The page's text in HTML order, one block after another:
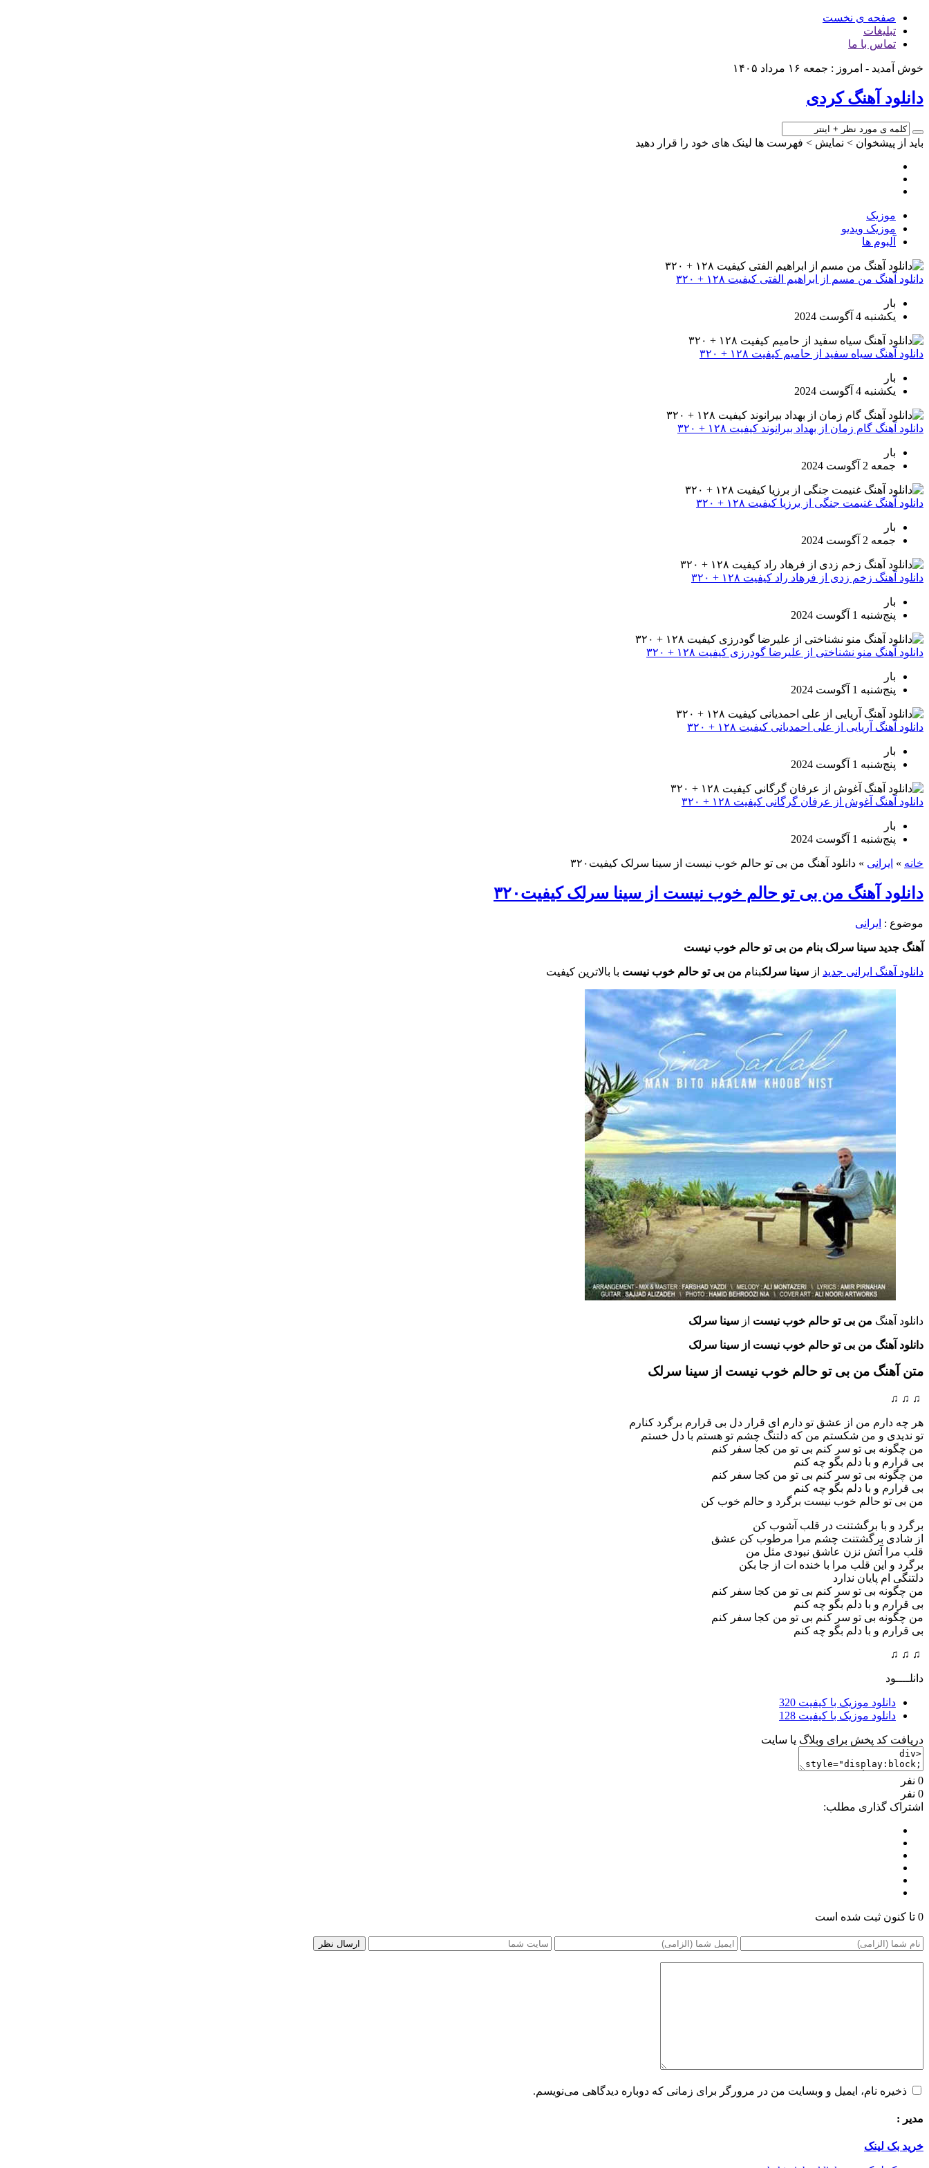
صفحه ی نخست
تبلیغات
تماس با ما
خوش آمدید - امروز : جمعه ۱۶ مرداد ۱۴۰۵
دانلود آهنگ کردی
باید از پیشخوان > نمایش > فهرست ها لینک های خود را قرار دهید
موزیک
موزیک ویدیو
آلبوم ها
دانلود آهنگ من مسم از ابراهیم الفتی کیفیت ۱۲۸ + ۳۲۰
بار
یکشنبه 4 آگوست 2024
دانلود آهنگ سیاه سفید از حامیم کیفیت ۱۲۸ + ۳۲۰
بار
یکشنبه 4 آگوست 2024
دانلود آهنگ گام زمان از بهداد بیرانوند کیفیت ۱۲۸ + ۳۲۰
بار
جمعه 2 آگوست 2024
دانلود آهنگ غنیمت جنگی از برزیا کیفیت ۱۲۸ + ۳۲۰
بار
جمعه 2 آگوست 2024
دانلود آهنگ زخم زدی از فرهاد راد کیفیت ۱۲۸ + ۳۲۰
بار
پنج‌شنبه 1 آگوست 2024
دانلود آهنگ منو نشناختی از علیرضا گودرزی کیفیت ۱۲۸ + ۳۲۰
بار
پنج‌شنبه 1 آگوست 2024
دانلود آهنگ آریایی از علی احمدیانی کیفیت ۱۲۸ + ۳۲۰
بار
پنج‌شنبه 1 آگوست 2024
دانلود آهنگ آغوش از عرفان گرگانی کیفیت ۱۲۸ + ۳۲۰
بار
پنج‌شنبه 1 آگوست 2024
خانه » ایرانی » دانلود آهنگ من بی تو حالم خوب نیست از سینا سرلک کیفیت۳۲۰
دانلود آهنگ من بی تو حالم خوب نیست از سینا سرلک کیفیت۳۲۰
موضوع : ایرانی
آهنگ جدید سینا سرلک بنام من بی تو حالم خوب نیست
دانلود آهنگ ایرانی جدید از سینا سرلکبنام من بی تو حالم خوب نیست با بالاترین کیفیت
دانلود آهنگ من بی تو حالم خوب نیست از سینا سرلک
دانلود آهنگ من بی تو حالم خوب نیست از سینا سرلک
متن آهنگ من بی تو حالم خوب نیست از سینا سرلک
♫ ♫ ♫
هر چه دارم من از عشق تو دارم ای قرار دل بی قرارم برگرد کنارم
تو ندیدی و من شکستم من که دلتنگ چشم تو هستم با دل خستم
من چگونه بی تو سر کنم بی تو من کجا سفر کنم
بی قرارم و با دلم بگو چه کنم
من چگونه بی تو سر کنم بی تو من کجا سفر کنم
بی قرارم و با دلم بگو چه کنم
من بی تو حالم خوب نیست برگرد و حالم خوب کن
برگرد و با برگشتنت در قلب آشوب کن
از شادی برگشتنت چشم مرا مرطوب کن عشق
قلب مرا آتش نزن عاشق نبودی مثل من
برگرد و این قلب مرا با خنده ات از جا بکن
دلتنگی ام پایان ندارد
من چگونه بی تو سر کنم بی تو من کجا سفر کنم
بی قرارم و با دلم بگو چه کنم
من چگونه بی تو سر کنم بی تو من کجا سفر کنم
بی قرارم و با دلم بگو چه کنم
♫ ♫ ♫
دانلــــود
دانلود موزیک با کیفیت 320
دانلود موزیک با کیفیت 128
دریافت کد پخش برای وبلاگ یا سایت
0 نفر
0 نفر
اشتراک گذاری مطلب:
0 تا کنون ثبت شده است
ذخیره نام، ایمیل و وبسایت من در مرورگر برای زمانی که دوباره دیدگاهی می‌نویسم.
مدیر :
خرید بک لینک